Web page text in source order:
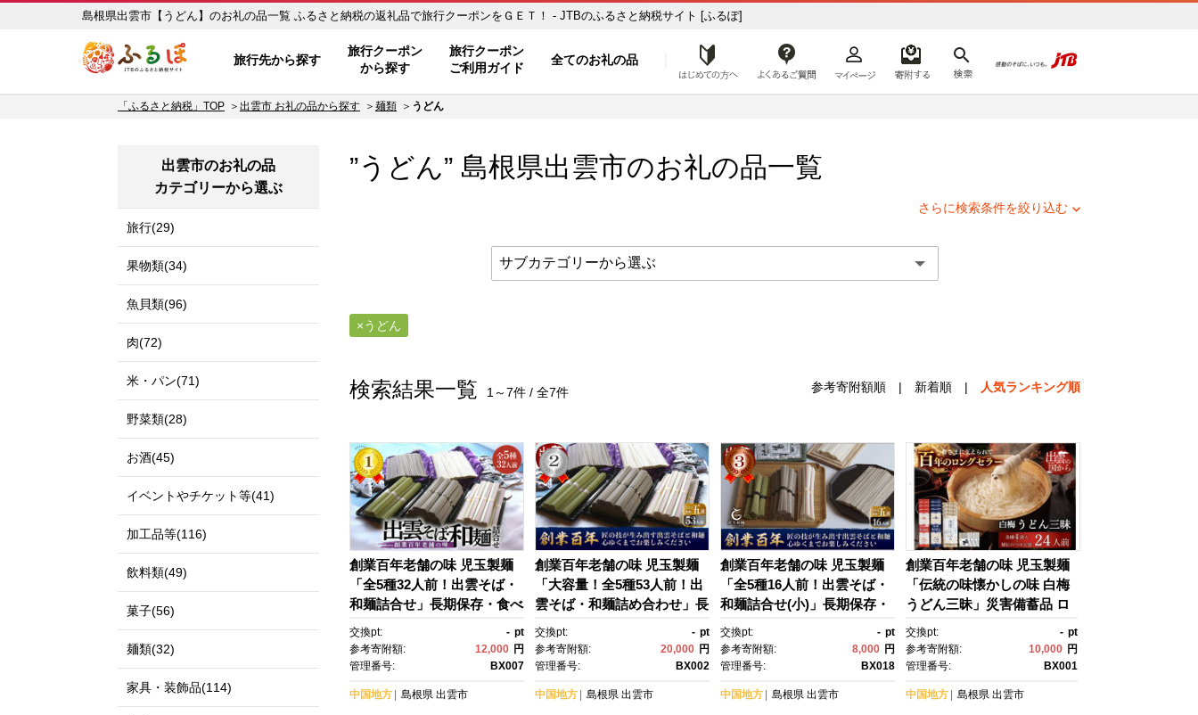
島根県出雲市【うどん】のお礼の品一覧 ふるさと納税の返礼品で旅行クーポンをＧＥＴ！ - JTBのふるさと納税サイト [ふるぽ]
旅行先から探す
旅行クーポン
から探す
旅行クーポン
ご利用ガイド
全てのお礼の品 はじめての方へ
「ふるさと納税」TOP 出雲市 お礼の品から探す 麺類 うどん
”うどん” 島根県出雲市のお礼の品一覧
さらに検索条件を絞り込む
うどん
検索結果一覧 1～7件 / 全7件 参考寄附額順 | 新着順 | 人気ランキング順
創業百年老舗の味 児玉製麺
「全5種32人前！出雲そば・
和麺詰合せ」長期保存・食べ
比べ・非常食にも 災害備蓄
品 ローリングストック【出
雲そば 和麺 詰め合わせ セッ
麦 とろろ 茶そば うどん 麺
交換pt: - pt
参考寄附額:
12,000 円
管理番号:
BX007
中国地方 島根県 出雲市
創業百年老舗の味 児玉製麺
「大容量！全5種53人前！出
雲そば・和麺詰め合わせ」長
期保存・食べ比べ・非常食に
も 災害備蓄品 ローリングス
トック【出雲そば 和麺 詰め
存 そば 蕎麦 とろろ 茶そ
交換pt: - pt
参考寄附額:
20,000 円
管理番号:
BX002
中国地方 島根県 出雲市
創業百年老舗の味 児玉製麺
「全5種16人前！出雲そば・
和麺詰合せ(小)」長期保存・
食べ比べ・非常食にも 災害
備蓄品 ローリングストック
交換pt: - pt
参考寄附額:
8,000 円
管理番号:
BX018
中国地方 島根県 出雲市
創業百年老舗の味 児玉製麺
「伝統の味懐かしの味 白梅
うどん三昧」災害備蓄品 ロ
ーリングストック【うど
ん 平うどん 麺類 麺 和食 め
んつゆ 出雲うどん 大容量 島
気 児玉製麺 白梅 丸麺 小
交換pt: - pt
参考寄附額:
10,000 円
管理番号:
BX001
中国地方 島根県 出雲市
出雲市のお礼の品
カテゴリーから選ぶ
旅行(29)
果物類(34)
魚貝類(96)
肉(72)
米・パン(71)
野菜類(28)
お酒(45)
イベントやチケット等(41)
加工品等(116)
飲料類(49)
菓子(56)
麺類(32)
家具・装飾品(114)